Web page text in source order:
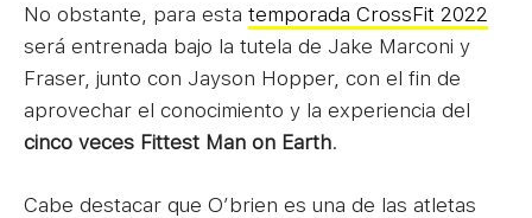
No obstante, para esta temporada CrossFit 2022
será entrenada bajo la tutela de Jake Marconi y
Fraser, junto con Jayson Hopper, con el fin de
aprovechar el conocimiento y la experiencia del
cinco veces Fittest Man on Earth.
Cabe destacar que O’brien es una de las atletas